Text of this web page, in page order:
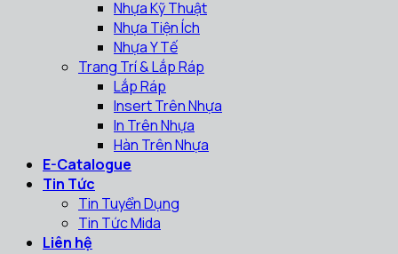
Nhựa Kỹ Thuật
Nhựa Tiện Ích
Nhựa Y Tế
Trang Trí & Lắp Ráp
Lắp Ráp
Insert Trên Nhựa
In Trên Nhựa
Hàn Trên Nhựa
E-Catalogue
Tin Tức
Tin Tuyển Dụng
Tin Tức Mida
Liên hệ